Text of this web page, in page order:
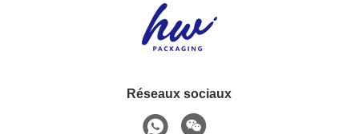
Réseaux sociaux